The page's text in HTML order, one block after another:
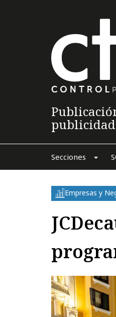
publicidad
Secciones
Empresas y